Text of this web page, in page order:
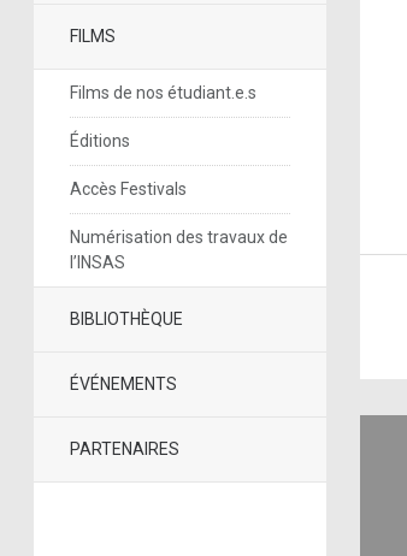
FILMS
Films de nos étudiant.e.s
Éditions
Accès Festivals
Numérisation des travaux de
l’INSAS
BIBLIOTHÈQUE
ÉVÉNEMENTS
PARTENAIRES